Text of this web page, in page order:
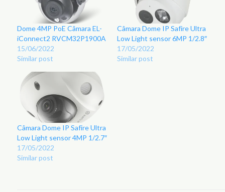
Dome 4MP PoE Câmara EL-
iConnect2 RVCM32P1900A
15/06/2022
Similar post
Câmara Dome IP Safire Ultra
Low Light sensor 6MP 1/2.8″
17/05/2022
Similar post
Câmara Dome IP Safire Ultra
Low Light sensor 4MP 1/2.7″
17/05/2022
Similar post